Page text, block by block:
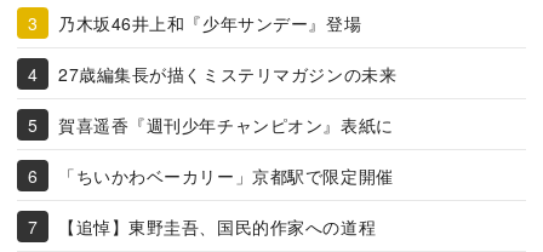
乃木坂46井上和『少年サンデー』登場
27歳編集長が描くミステリマガジンの未来
賀喜遥香『週刊少年チャンピオン』表紙に
「ちいかわベーカリー」京都駅で限定開催
【追悼】東野圭吾、国民的作家への道程